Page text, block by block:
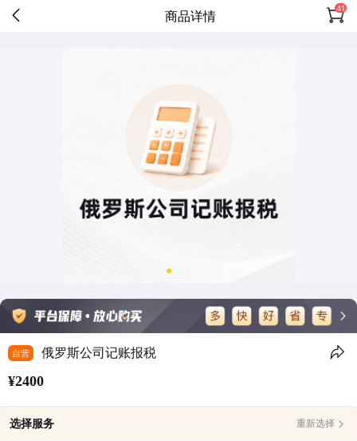
商品详情 41
自营 俄罗斯公司记账报税
¥2400
选择服务 重新选择